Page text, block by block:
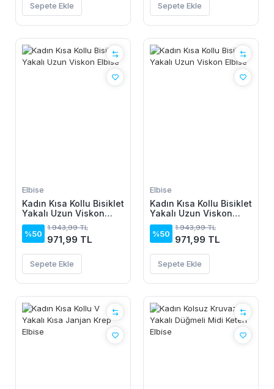
Sepete Ekle Sepete Ekle
Elbise
Kadın Kısa Kollu Bisiklet
Yakalı Uzun Viskon
Elbise
%50
1.943,99 TL
971,99 TL
Sepete Ekle
Elbise
Kadın Kısa Kollu Bisiklet
Yakalı Uzun Viskon
Elbise
%50
1.943,99 TL
971,99 TL
Sepete Ekle